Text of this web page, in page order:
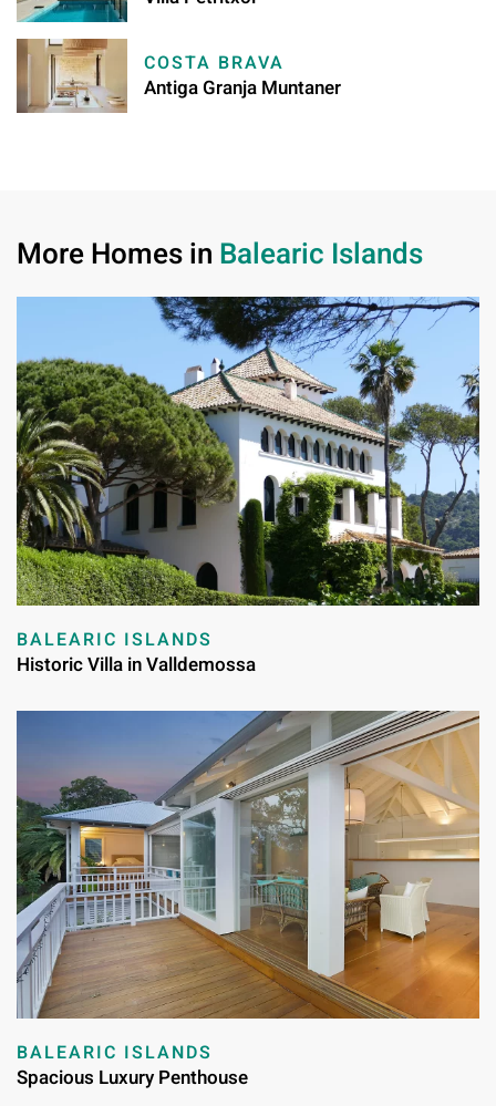
COSTA BRAVA
Antiga Granja Muntaner
More Homes in Balearic Islands
BALEARIC ISLANDS
Historic Villa in Valldemossa
BALEARIC ISLANDS
Spacious Luxury Penthouse